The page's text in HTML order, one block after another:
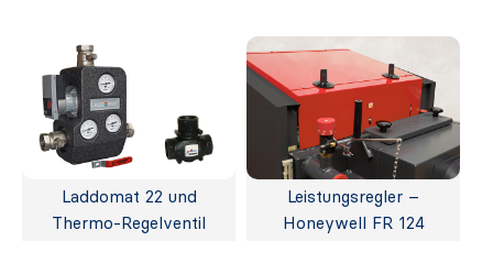
Laddomat 22 und
Thermo-Regelventil
Leistungsregler –
Honeywell FR 124